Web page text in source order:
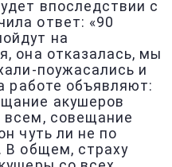
впоследствии с
ответ: «90
на
она отказалась, мы
поужасались и
работе объявляют:
акушеров
совещание
чуть ли не по
В общем, страху